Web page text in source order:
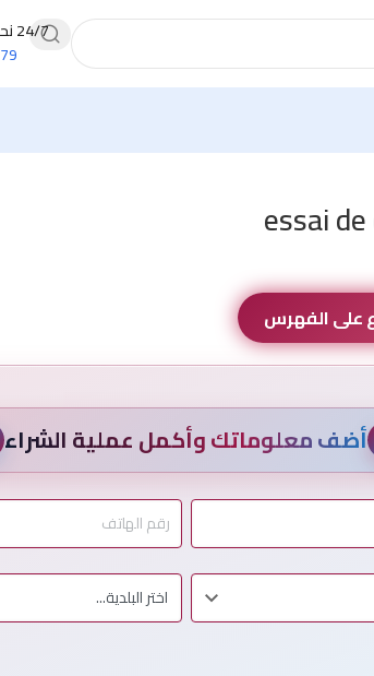
24/7 نحن في الخدمة
79 29 34 42 05
essai
على الفهرس
أضف معلوماتك وأكمل عملية الشراء